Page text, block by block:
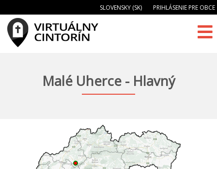
SLOVENSKY (SK) PRIHLÁSENIE PRE OBCE
Malé Uherce - Hlavný